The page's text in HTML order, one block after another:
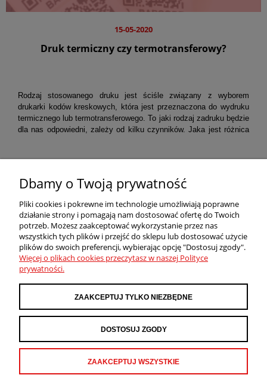
Druk termiczny czy termotransferowy?
15-05-2020
Rodzaj stosowanego druku jest ściśle związany z wyborem
drukarki kodów kreskowych, która jest przeznaczona do wydruku
termicznego lub termotransferowego. To jaki rodzaj zadruku będzie
dla nas odpowiedni, zależy od kilku czynników. Jaka jest różnica
POMOC
INFORMACJE
O NAS
Dbamy o Twoją prywatność
Pliki cookies i pokrewne im technologie umożliwiają poprawne
działanie strony i pomagają nam dostosować ofertę do Twoich
potrzeb. Możesz zaakceptować wykorzystanie przez nas
wszystkich tych plików i przejść do sklepu lub dostosować użycie
plików do swoich preferencji, wybierając opcję "Dostosuj zgody".
Więcej o plikach cookies przeczytasz w naszej Polityce
prywatności.
ZAAKCEPTUJ TYLKO NIEZBĘDNE
DOSTOSUJ ZGODY
ZAAKCEPTUJ WSZYSTKIE